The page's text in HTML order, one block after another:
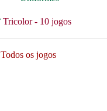
Tricolor - 10 jogos
Todos os jogos